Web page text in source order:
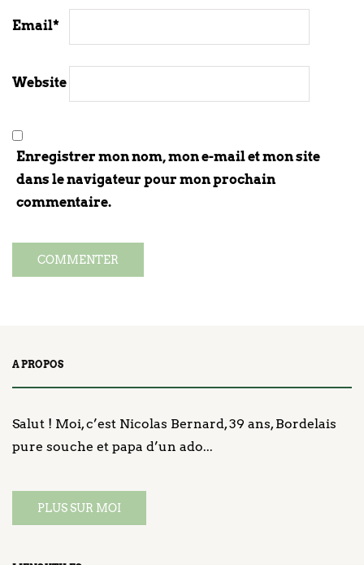
Email*
Website
Enregistrer mon nom, mon e-mail et mon site
dans le navigateur pour mon prochain
commentaire.
A PROPOS
Salut ! Moi, c’est Nicolas Bernard, 39 ans, Bordelais
pure souche et papa d’un ado...
PLUS SUR MOI